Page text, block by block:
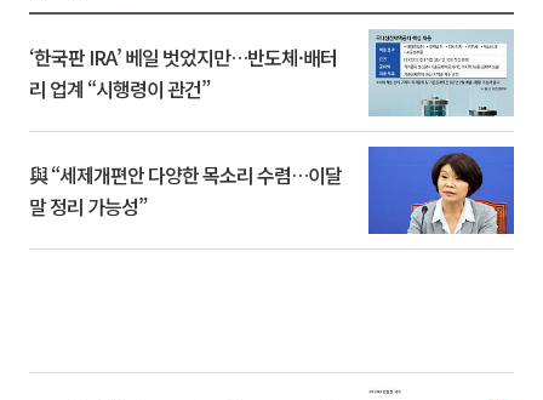
‘한국판 IRA’ 베일 벗었지만…반도체·배터
리 업계 “시행령이 관건”
與 “세제개편안 다양한 목소리 수렴…이달
말 정리 가능성”